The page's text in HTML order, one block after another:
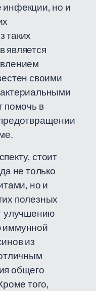
но и
таких
является
своими
помочь в
стоит
не только
но и
полезных
улучшению
иммунной
из
общего
того,